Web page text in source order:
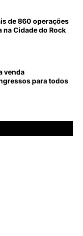
de 860 operações
na Cidade do Rock
venda
para todos